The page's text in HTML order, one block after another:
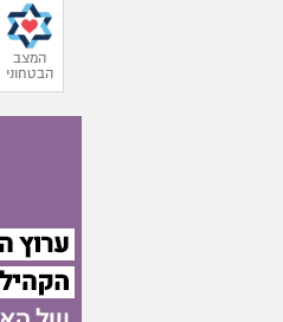
המצב
הבטחוני